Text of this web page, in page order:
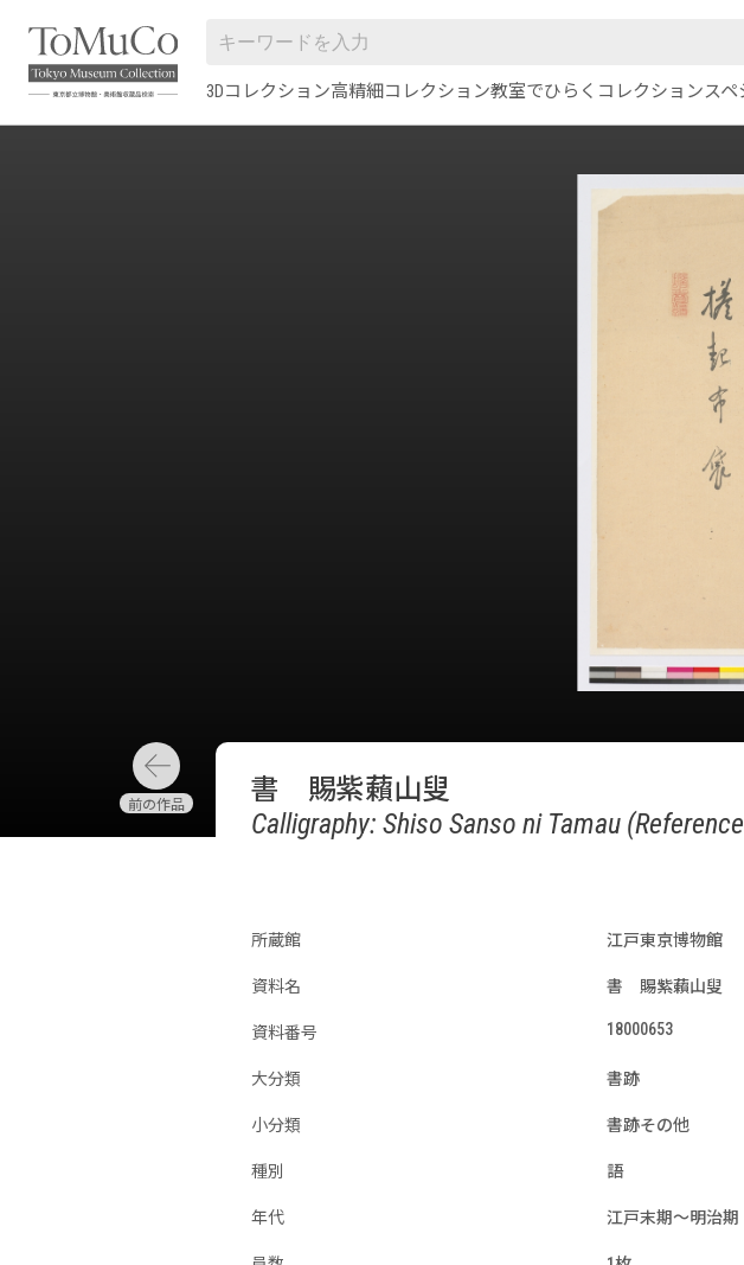
3Dコレクション高精細コレクション教室でひらくコレクションスペ
書 賜紫藾山叟
Calligraphy: Shiso Sanso ni Tamau
所蔵館 江戸東京博物館
資料名 書 賜紫藾山叟
資料番号 18000653
大分類 書跡
小分類 書跡その他
種別 語
年代 江戸末期～明治